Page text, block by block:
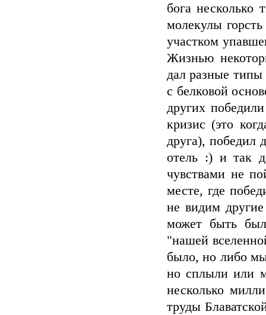
бога несколько
молекулы
участком
Жизнью
дал разные типы
с белковой
других
кризис (это
друга), победил
отель :) и так
чувствами не
месте, где
не видим
может быть
"нашей
было, но либо
но сплыли или
несколько
труды